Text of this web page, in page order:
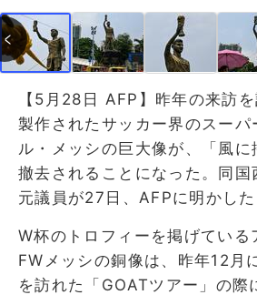
【5月28日 AFP】昨年の来訪
製作されたサッカー界のスーパ
ル・メッシの巨大像が、「風
撤去されることになった。同
元議員が27日、AFPに明かした
W杯のトロフィーを掲げている
FWメッシの銅像は、昨年12月
を訪れた「GOATツアー」の際